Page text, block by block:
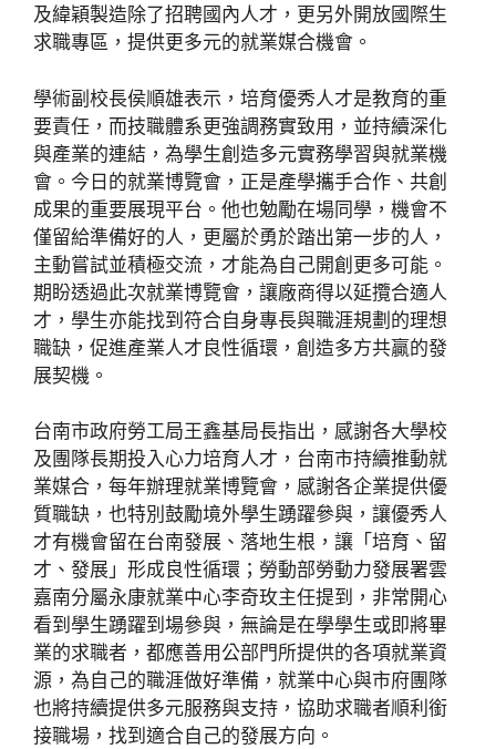
及緯穎製造除了招聘國內人才，更另外開放國際生
求職專區，提供更多元的就業媒合機會。
學術副校長侯順雄表示，培育優秀人才是教育的重
要責任，而技職體系更強調務實致用，並持續深化
與產業的連結，為學生創造多元實務學習與就業機
會。今日的就業博覽會，正是產學攜手合作、共創
成果的重要展現平台。他也勉勵在場同學，機會不
僅留給準備好的人，更屬於勇於踏出第一步的人，
主動嘗試並積極交流，才能為自己開創更多可能。
期盼透過此次就業博覽會，讓廠商得以延攬合適人
才，學生亦能找到符合自身專長與職涯規劃的理想
職缺，促進產業人才良性循環，創造多方共贏的發
展契機。
台南市政府勞工局王鑫基局長指出，感謝各大學校
及團隊長期投入心力培育人才，台南市持續推動就
業媒合，每年辦理就業博覽會，感謝各企業提供優
質職缺，也特別鼓勵境外學生踴躍參與，讓優秀人
才有機會留在台南發展、落地生根，讓「培育、留
才、發展」形成良性循環；勞動部勞動力發展署雲
嘉南分屬永康就業中心李奇玫主任提到，非常開心
看到學生踴躍到場參與，無論是在學學生或即將畢
業的求職者，都應善用公部門所提供的各項就業資
源，為自己的職涯做好準備，就業中心與市府團隊
也將持續提供多元服務與支持，協助求職者順利銜
接職場，找到適合自己的發展方向。